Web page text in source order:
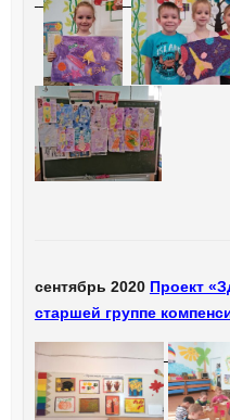
сентябрь 2020 Проект
старшей группе